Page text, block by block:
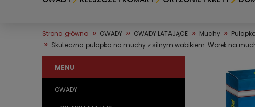
Strona główna » OWADY » OWADY LATAJĄCE » Muchy »
» Skuteczna pułapka na muchy z silnym wabikiem. Worek na
MENU
OWADY